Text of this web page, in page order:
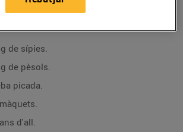
de sípies.
de pèsols.
picada.
d'all.